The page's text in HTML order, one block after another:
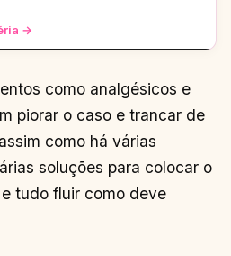
uma festa b
→
como analgésicos e
piorar o caso e trancar de
como há várias
soluções para colocar o
tudo fluir como deve